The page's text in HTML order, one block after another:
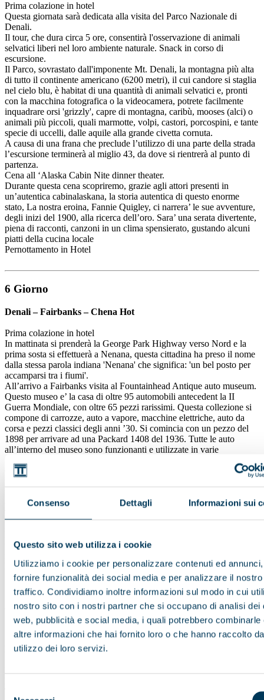
Consenso Dettagli Informazioni sui
Questo sito web utilizza i cookie
Utilizziamo i cookie per personalizzare contenuti ed
fornire funzionalità dei social media e per analizzare il nostro
traffico. Condividiamo inoltre informazioni sul modo in cui
nostro sito con i nostri partner che si occupano di analisi dei
web, pubblicità e social media, i quali potrebbero combinarle
altre informazioni che hai fornito loro o che hanno raccolto
utilizzo dei loro servizi.
Prima colazione in hotel
Questa giornata sarà dedicata alla visita del Parco Nazionale di
Denali.
Il tour, che dura circa 5 ore, consentirà l'osservazione di animali
selvatici liberi nel loro ambiente naturale. Snack in corso di
escursione.
Il Parco, sovrastato dall'imponente Mt. Denali, la montagna più alta
di tutto il continente americano (6200 metri), il cui candore si staglia
nel cielo blu, è habitat di una quantità di animali selvatici e, pronti
con la macchina fotografica o la videocamera, potrete facilmente
inquadrare orsi 'grizzly', capre di montagna, caribù, mooses (alci) o
animali più piccoli, quali marmotte, volpi, castori, porcospini, e tante
specie di uccelli, dalle aquile alla grande civetta cornuta.
A causa di una frana che preclude l’utilizzo di una parte della strada
l’escursione terminerà al miglio 43, da dove si rientrerà al punto di
partenza.
Cena all ‘Alaska Cabin Nite dinner theater.
Durante questa cena scopriremo, grazie agli attori presenti in
un’autentica cabinalaskana, la storia autentica di questo enorme
stato, La nostra eroina, Fannie Quigley, ci narrera’ le sue avventure,
degli inizi del 1900, alla ricerca dell’oro. Sara’ una serata divertente,
piena di racconti, canzoni in un clima spensierato, gustando alcuni
piatti della cucina locale
Pernottamento in Hotel
6 Giorno
Denali – Fairbanks – Chena Hot
Prima colazione in hotel
In mattinata si prenderà la George Park Highway verso Nord e la
prima sosta si effettuerà a Nenana, questa cittadina ha preso il nome
dalla stessa parola indiana 'Nenana' che significa: 'un bel posto per
accamparsi tra i fiumi'.
All’arrivo a Fairbanks visita al Fountainhead Antique auto museum.
Questo museo e’ la casa di oltre 95 automobili antecedent la II
Guerra Mondiale, con oltre 65 pezzi rarissimi. Questa collezione si
compone di carrozze, auto a vapore, macchine elettriche, auto da
corsa e pezzi classici degli anni ’30. Si comincia con un pezzo del
1898 per arrivare ad una Packard 1408 del 1936. Tutte le auto
all’interno del museo sono funzionanti e utilizzate in varie
Continuiamo il nostro tour provando il brivido di setacciare la terra
cittadina.
termali, dove soggiorneremo e ci sarà la possibilità di fare un bagno
Pernottamento al Chena Hot Springs Resort
*L’ordine delle visite potrebbe essere diverso da quanto indicato
7 Giorno
Fairbanks – Valdez
Trail South - che, originariamente, era soltanto un sentiero per i cani